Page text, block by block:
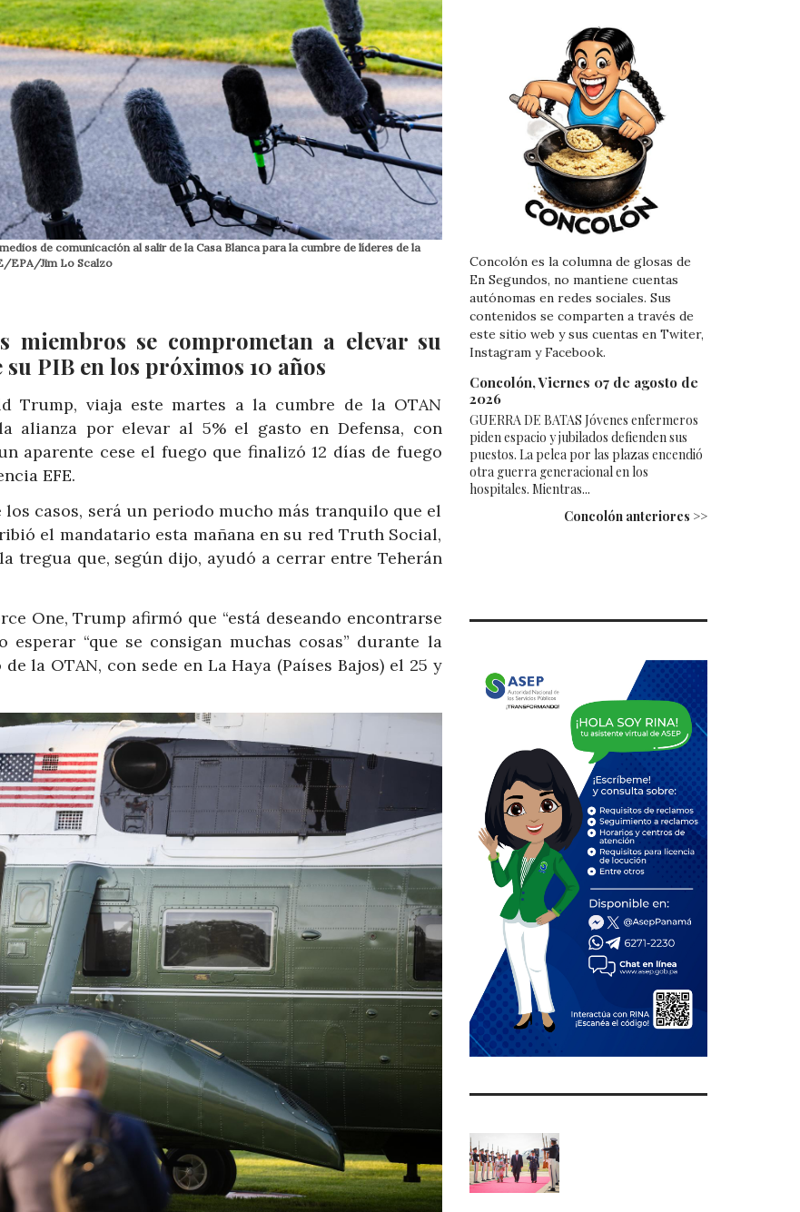
de comunicación al salir de la Casa Blanca para la cumbre de líderes de la
EPA/Jim Lo Scalzo
se comprometan a elevar su
su PIB en los próximos 10 años
Trump, viaja este martes a la cumbre de la OTAN
alianza por elevar al 5% el gasto en Defensa, con
aparente cese el fuego que finalizó 12 días de fuego
EFE.
casos, será un periodo mucho más tranquilo que el
el mandatario esta mañana en su red Truth Social,
tregua que, según dijo, ayudó a cerrar entre Teherán
One, Trump afirmó que “está deseando encontrarse
“que se consigan muchas cosas” durante la
la OTAN, con sede en La Haya (Países Bajos) el 25 y
Concolón es la columna de glosas de
En Segundos, no mantiene cuentas
autónomas en redes sociales. Sus
contenidos se comparten a través de
este sitio web y sus cuentas en Twiter,
Instagram y Facebook.
Concolón, Viernes 07 de agosto de
2026
GUERRA DE BATAS Jóvenes enfermeros
piden espacio y jubilados defienden sus
puestos. La pelea por las plazas encendió
otra guerra generacional en los
hospitales. Mientras...
Concolón anteriores >>